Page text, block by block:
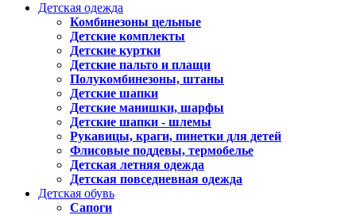
Детская одежда
Комбинезоны цельные
Детские комплекты
Детские куртки
Детские пальто и плащи
Полукомбинезоны, штаны
Детские шапки
Детские манишки, шарфы
Детские шапки - шлемы
Рукавицы, краги, пинетки для детей
Флисовые поддевы, термобелье
Детская летняя одежда
Детская повседневная одежда
Детская обувь
Сапоги